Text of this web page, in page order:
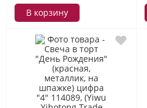
В корзину